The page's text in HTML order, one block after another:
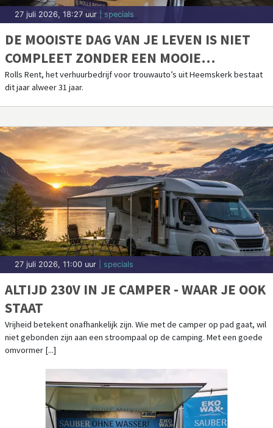
27 juli 2026, 18:27 uur | specials
DE MOOISTE DAG VAN JE LEVEN IS NIET
COMPLEET ZONDER EEN MOOIE
TROUWAUTO
Rolls Rent, het verhuurbedrijf voor trouwauto’s uit Heemskerk bestaat
dit jaar alweer 31 jaar.
27 juli 2026, 11:00 uur | specials
ALTIJD 230V IN JE CAMPER - WAAR JE OOK
STAAT
Vrijheid betekent onafhankelijk zijn. Wie met de camper op pad gaat, wil
niet gebonden zijn aan een stroompaal op de camping. Met een goede
omvormer [...]